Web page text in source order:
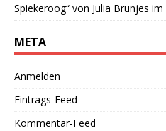
Spiekeroog“ von Julia Brunjes
META
Anmelden
Eintrags-Feed
Kommentar-Feed